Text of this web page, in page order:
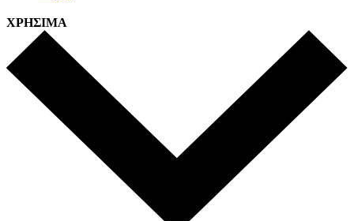
ΧΡΗΣΙΜΑ